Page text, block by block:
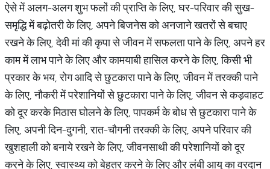
ऐसे में अलग-अलग शुभ फलों की प्राप्ति के लिए, घर-परिवार की सुख-
समृद्धि में बढ़ोतरी के लिए, अपने बिजनेस को अनजाने खतरों से बचाए
रखने के लिए, देवी मां की कृपा से जीवन में सफलता पाने के लिए, अपने हर
काम में लाभ पाने के लिए और कामयाबी हासिल करने के लिए, किसी भी
प्रकार के भय, रोग आदि से छुटकारा पाने के लिए, जीवन में तरक्की पाने
के लिए, नौकरी में परेशानियों से छुटकारा पाने के लिए, जीवन से कड़वाहट
को दूर करके मिठास घोलने के लिए, पापकर्म के बोध से छुटकारा पाने के
लिए, अपनी दिन-दुगनी, रात-चौगनी तरक्की के लिए, अपने परिवार की
खुशहाली को बनाये रखने के लिए, जीवनसाथी की परेशानियों को दूर
करने के लिए, स्वास्थ्य को बेहतर करने के लिए और लंबी आयु का वरदान